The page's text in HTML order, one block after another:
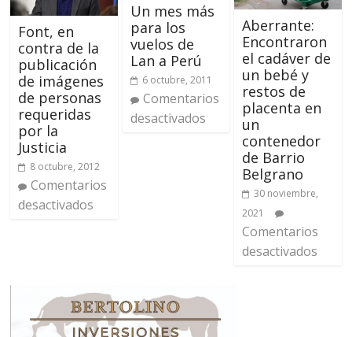
Font, en
contra de la
publicación
de imágenes
de personas
requeridas
por la
Justicia
8 octubre, 2012
Comentarios
desactivados
Un mes más
para los
vuelos de
Lan a Perú
6 octubre, 2011
Comentarios
desactivados
Aberrante:
Encontraron
el cadáver de
un bebé y
restos de
placenta en
un
contenedor
de Barrio
Belgrano
30 noviembre,
2021
Comentarios
desactivados